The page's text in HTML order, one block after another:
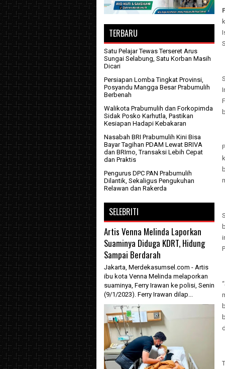
TERBARU
Satu Pelajar Tewas Terseret Arus
Sungai Selabung, Satu Korban Masih
Dicari
Persiapan Lomba Tingkat Provinsi,
Posyandu Mangga Besar Prabumulih
Berbenah
Walikota Prabumulih dan Forkopimda
Sidak Posko Karhutla, Pastikan
Kesiapan Hadapi Kebakaran
Nasabah BRI Prabumulih Kini Bisa
Bayar Tagihan PDAM Lewat BRIVA
dan BRImo, Transaksi Lebih Cepat
dan Praktis
Pengurus DPC PAN Prabumulih
Dilantik, Sekaligus Pengukuhan
Relawan dan Rakerda
SELEBRITI
Artis Venna Melinda Laporkan
Suaminya Diduga KDRT, Hidung
Sampai Berdarah
Jakarta, Merdekasumsel.com - Artis
ibu kota Venna Melinda melaporkan
suaminya, Ferry Irawan ke polisi, Senin
(9/1/2023). Ferry Irawan dilap...